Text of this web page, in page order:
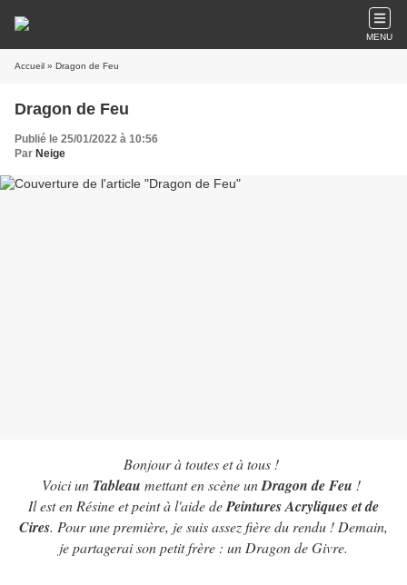
MENU
Accueil » Dragon de Feu
Dragon de Feu
Publié le 25/01/2022 à 10:56
Par Neige
Bonjour à toutes et à tous !
Voici un Tableau mettant en scène unDragon de Feu !
Il est en Résine et peint à l'aide dePeintures Acryliques et de
Cires. Pour une première, je suis assez fière du rendu ! Demain,
je partagerai son petit frère : un Dragon de Givre.